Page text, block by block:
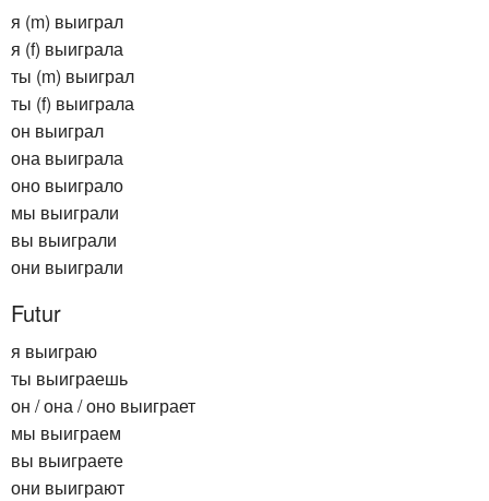
я (m) выиграл
я (f) выиграла
ты (m) выиграл
ты (f) выиграла
он выиграл
она выиграла
оно выиграло
мы выиграли
вы выиграли
они выиграли
Futur
я выиграю
ты выиграешь
он / она / оно выиграет
мы выиграем
вы выиграете
они выиграют